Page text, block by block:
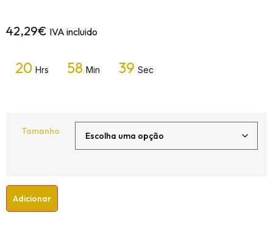
42,29€ IVA incluido
20 Hrs 58 Min 39 Sec
Tamanho
Adicionar